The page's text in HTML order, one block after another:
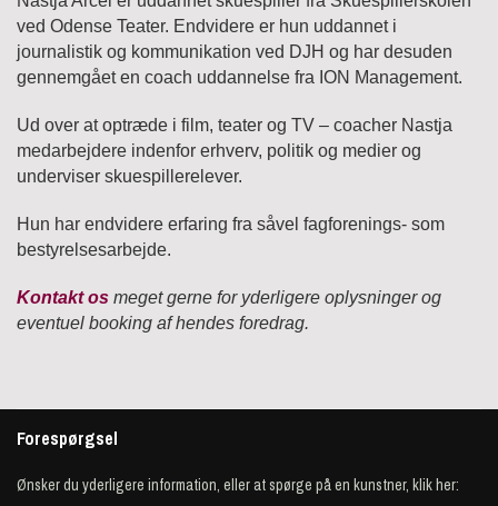
ved Odense Teater. Endvidere er hun uddannet i
journalistik og kommunikation ved DJH og har desuden
gennemgået en coach uddannelse fra ION Management.
Ud over at optræde i film, teater og TV – coacher Nastja
medarbejdere indenfor erhverv, politik og medier og
underviser skuespillerelever.
Hun har endvidere erfaring fra såvel fagforenings- som
bestyrelsesarbejde.
Kontakt os meget gerne for yderligere oplysninger og
eventuel booking af hendes foredrag.
Forespørgsel
Ønsker du yderligere information, eller at spørge på en kunstner, klik her: